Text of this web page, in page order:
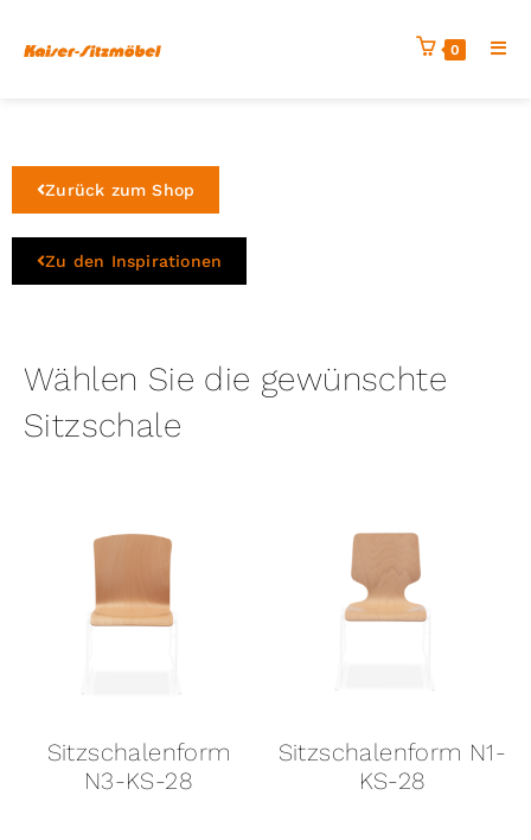
0
Zurück zum Shop
Zu den Inspirationen
Wählen Sie die gewünschte
Sitzschale
Sitzschalenform
N3-KS-28
Sitzschalenform N1-
KS-28